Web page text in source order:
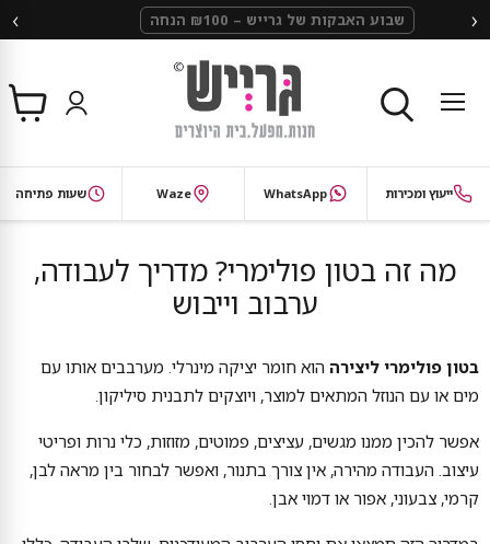
‹ שבוע האבקות של גרייש – ₪100 הנחה ›
תפריט
צפי
בסל
ייעוץ ומכירות WhatsApp
Waze שעות פתיחה
מה זה בטון פולימרי? מדריך לעבודה,
ערבוב וייבוש
בטון פולימרי ליצירה הוא חומר יציקה מינרלי. מערבבים אותו עם
מים או עם הנוזל המתאים למוצר, ויוצקים לתבנית סיליקון.
אפשר להכין ממנו מגשים, עציצים, פמוטים, מזוזות, כלי נרות ופריטי
עיצוב. העבודה מהירה, אין צורך בתנור, ואפשר לבחור בין מראה לבן,
קרמי, צבעוני, אפור או דמוי אבן.